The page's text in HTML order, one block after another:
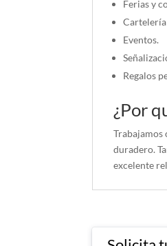
Ferias y
Eventos.
Regalos
¿Por
Trabajamos
duradero.
excelente